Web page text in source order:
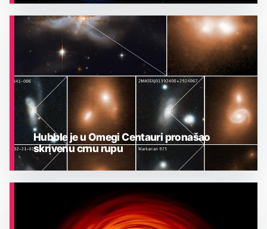
ASTRONOMIJA
Hubble je u Omegi Centauri pronašao
skrivenu crnu rupu